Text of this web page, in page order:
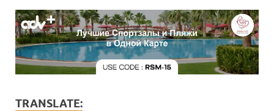
TRANSLATE: